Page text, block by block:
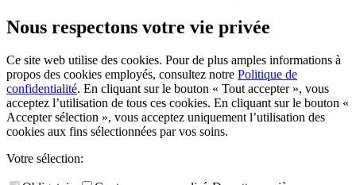
Nous respectons votre vie privée
Ce site web utilise des cookies. Pour de plus amples informations à
propos des cookies employés, consultez notre Politique de
confidentialité. En cliquant sur le bouton « Tout accepter », vous
acceptez l’utilisation de tous ces cookies. En cliquant sur le bouton «
Accepter sélection », vous acceptez uniquement l’utilisation des
cookies aux fins sélectionnées par vos soins.
Votre sélection: